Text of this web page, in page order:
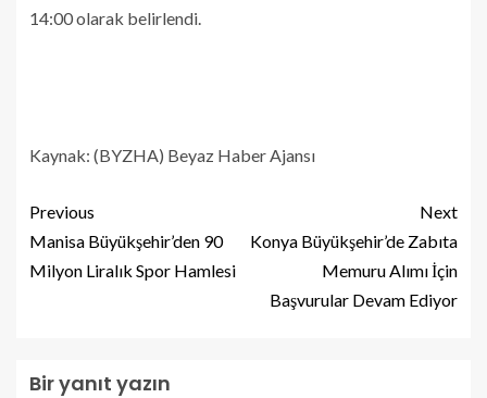
14:00 olarak belirlendi.
Kaynak: (BYZHA) Beyaz Haber Ajansı
Previous
Manisa Büyükşehir’den 90
Milyon Liralık Spor Hamlesi
Next
Konya Büyükşehir’de Zabıta
Memuru Alımı İçin
Başvurular Devam Ediyor
Bir yanıt yazın